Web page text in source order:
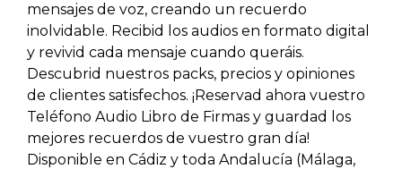
mensajes de voz, creando un recuerdo
inolvidable. Recibid los audios en formato digital
y revivid cada mensaje cuando queráis.
Descubrid nuestros packs, precios y opiniones
de clientes satisfechos. ¡Reservad ahora vuestro
Teléfono Audio Libro de Firmas y guardad los
mejores recuerdos de vuestro gran día!
Disponible en Cádiz y toda Andalucía (Málaga,